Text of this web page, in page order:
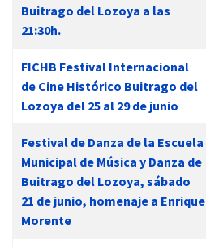
Buitrago del Lozoya a las
21:30h.
FICHB Festival Internacional
de Cine Histórico Buitrago del
Lozoya del 25 al 29 de junio
Festival de Danza de la Escuela
Municipal de Música y Danza de
Buitrago del Lozoya, sábado
21 de junio, homenaje a Enrique
Morente